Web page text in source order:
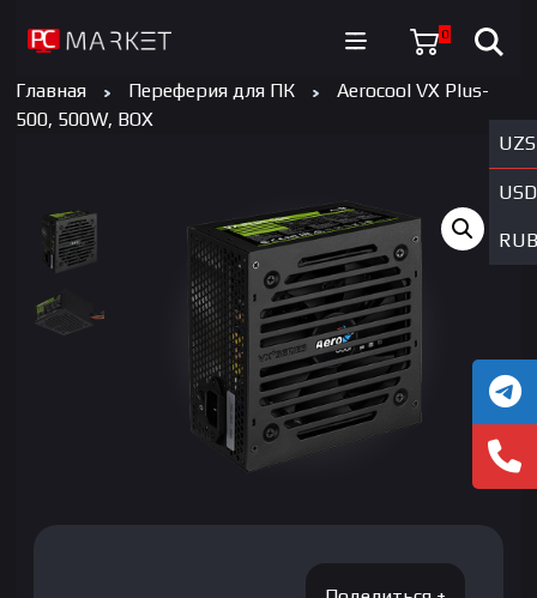
0
UZS
USD
RUB
Главная Переферия для ПК
Aerocool VX Plus-
500, 500W, BOX